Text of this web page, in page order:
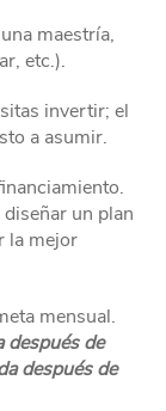
maestría,
etc.).
invertir; el
a asumir.
un plan
la mejor
mensual.
después de
después de